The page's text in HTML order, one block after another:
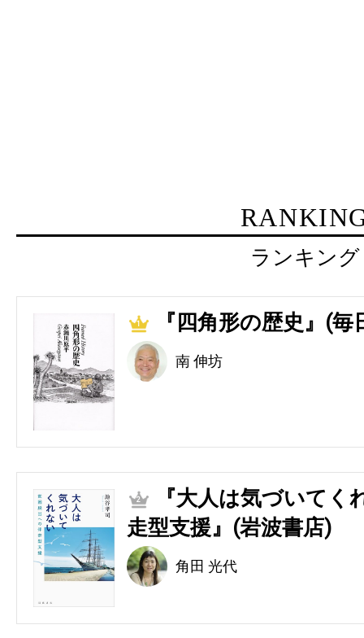
ランキング
1 『四角形の歴史』(毎
南 伸坊
2
『大人は気づいてく
走型支援』(岩波書店)
角田 光代